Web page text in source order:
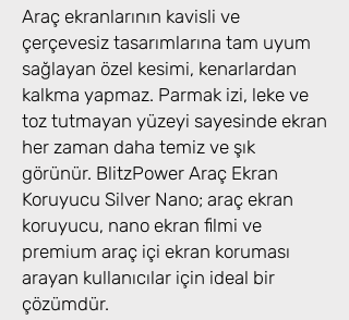
Araç ekranlarının kavisli ve
çerçevesiz tasarımlarına tam uyum
sağlayan özel kesimi, kenarlardan
kalkma yapmaz. Parmak izi, leke ve
toz tutmayan yüzeyi sayesinde ekran
her zaman daha temiz ve şık
görünür. BlitzPower Araç Ekran
Koruyucu Silver Nano; araç ekran
koruyucu, nano ekran filmi ve
premium araç içi ekran koruması
arayan kullanıcılar için ideal bir
çözümdür.